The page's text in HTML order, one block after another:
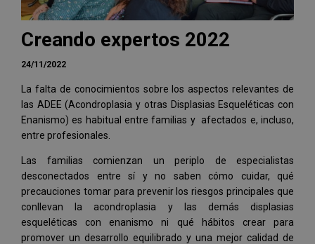
Creando expertos 2022
24/11/2022
La falta de conocimientos sobre los aspectos relevantes de
las ADEE (Acondroplasia y otras Displasias Esqueléticas con
Enanismo) es habitual entre familias y afectados e, incluso,
entre profesionales.
Las familias comienzan un periplo de especialistas
desconectados entre sí y no saben cómo cuidar, qué
precauciones tomar para prevenir los riesgos principales que
conllevan la acondroplasia y las demás displasias
esqueléticas con enanismo ni qué hábitos crear para
promover un desarrollo equilibrado y una mejor calidad de